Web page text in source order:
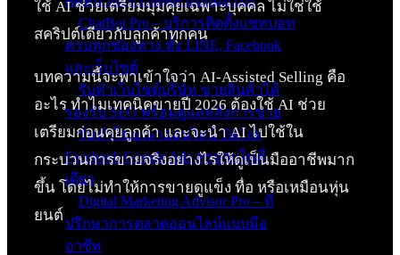
ChatBot Pro – บริการติดตั้งแชทบอท
ครบทุกช่องทาง ทั้ง LINE, Facebook
และเว็บไซต์
รับทำเว็บไซต์บริษัท ขายสินค้าได้
รองรับ SEO พร้อมดูแลหลังการขาย
รับทำโฆษณาออนไลน์ TikTok
Facebook Google Ads ครบจบในที่
เดียว
Digital Marketing Advisor Pro – ที่
ปรึกษาการตลาดออนไลน์แบบมือ
อาชีพ
ใช้ AI ช่วยเตรียมมุมคุยเฉพาะบุคคล ไม่ใช่ใช้
สคริปต์เดียวกับลูกค้าทุกคน
บทความนี้จะพาเข้าใจว่า AI-Assisted Selling คือ
อะไร ทำไมเทคนิคขายปี 2026 ต้องใช้ AI ช่วย
เตรียมก่อนคุยลูกค้า และจะนำ AI ไปใช้ใน
กระบวนการขายจริงอย่างไรให้ดูเป็นมืออาชีพมาก
ขึ้น โดยไม่ทำให้การขายดูแข็ง ทื่อ หรือเหมือนหุ่น
ยนต์